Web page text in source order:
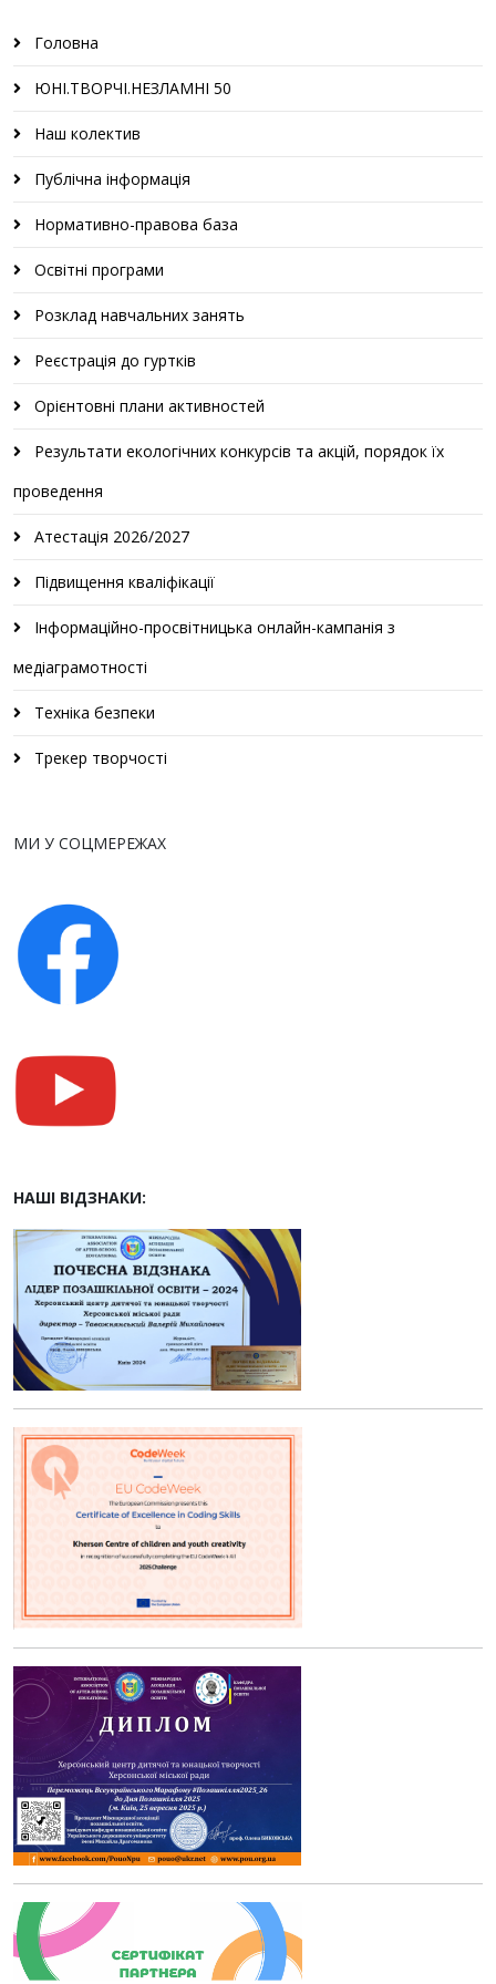
Головна
ЮНІ.ТВОРЧІ.НЕЗЛАМНІ 50
Наш колектив
Публічна інформація
Нормативно-правова база
Освітні програми
Розклад навчальних занять
Реєстрація до гуртків
Орієнтовні плани активностей
Результати екологічних конкурсів та акцій, порядок їх
проведення
Атестація 2026/2027
Підвищення кваліфікації
Інформаційно-просвітницька онлайн-кампанія з
медіаграмотності
Техніка безпеки
Трекер творчості
МИ У СОЦМЕРЕЖАХ
НАШІ ВІДЗНАКИ: